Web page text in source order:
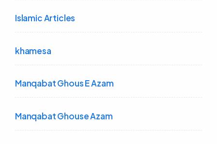
Islamic Articles
khamesa
Manqabat Ghous E Azam
Manqabat Ghouse Azam